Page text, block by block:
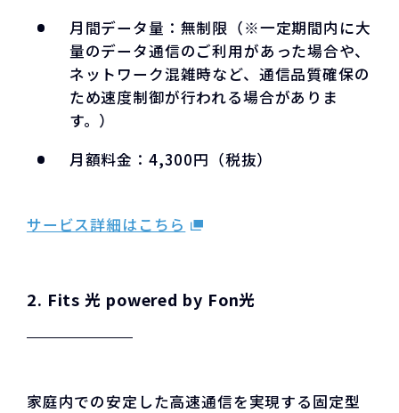
月間データ量：無制限（※一定期間内に大
量のデータ通信のご利用があった場合や、
ネットワーク混雑時など、通信品質確保の
ため速度制御が行われる場合がありま
す。）
月額料金：4,300円（税抜）
サービス詳細はこちら
2. Fits 光 powered by Fon光
家庭内での安定した高速通信を実現する固定型